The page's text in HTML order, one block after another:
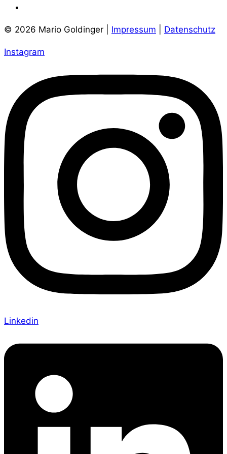
© 2026 Mario Goldinger | Impressum Datenschutz
Instagram
Linkedin